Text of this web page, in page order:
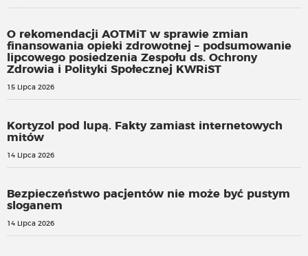
O rekomendacji AOTMiT w sprawie zmian
finansowania opieki zdrowotnej – podsumowanie
lipcowego posiedzenia Zespołu ds. Ochrony
Zdrowia i Polityki Społecznej KWRiST
15 Lipca 2026
Kortyzol pod lupą. Fakty zamiast internetowych
mitów
14 Lipca 2026
Bezpieczeństwo pacjentów nie może być pustym
sloganem
14 Lipca 2026